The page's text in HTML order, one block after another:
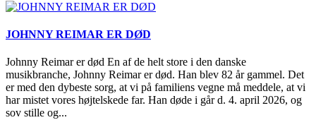
JOHNNY REIMAR ER DØD
Johnny Reimar er død En af de helt store i den danske
musikbranche, Johnny Reimar er død. Han blev 82 år gammel. Det
er med den dybeste sorg, at vi på familiens vegne må meddele, at vi
har mistet vores højtelskede far. Han døde i går d. 4. april 2026, og
sov stille og...